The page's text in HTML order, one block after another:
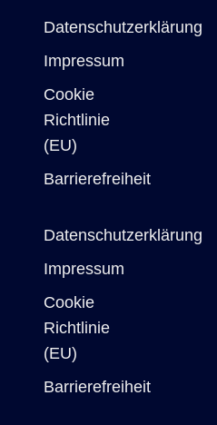
Datenschutzerklärung
Impressum
Cookie
Richtlinie
(EU)
Barrierefreiheit
Datenschutzerklärung
Impressum
Cookie
Richtlinie
(EU)
Barrierefreiheit